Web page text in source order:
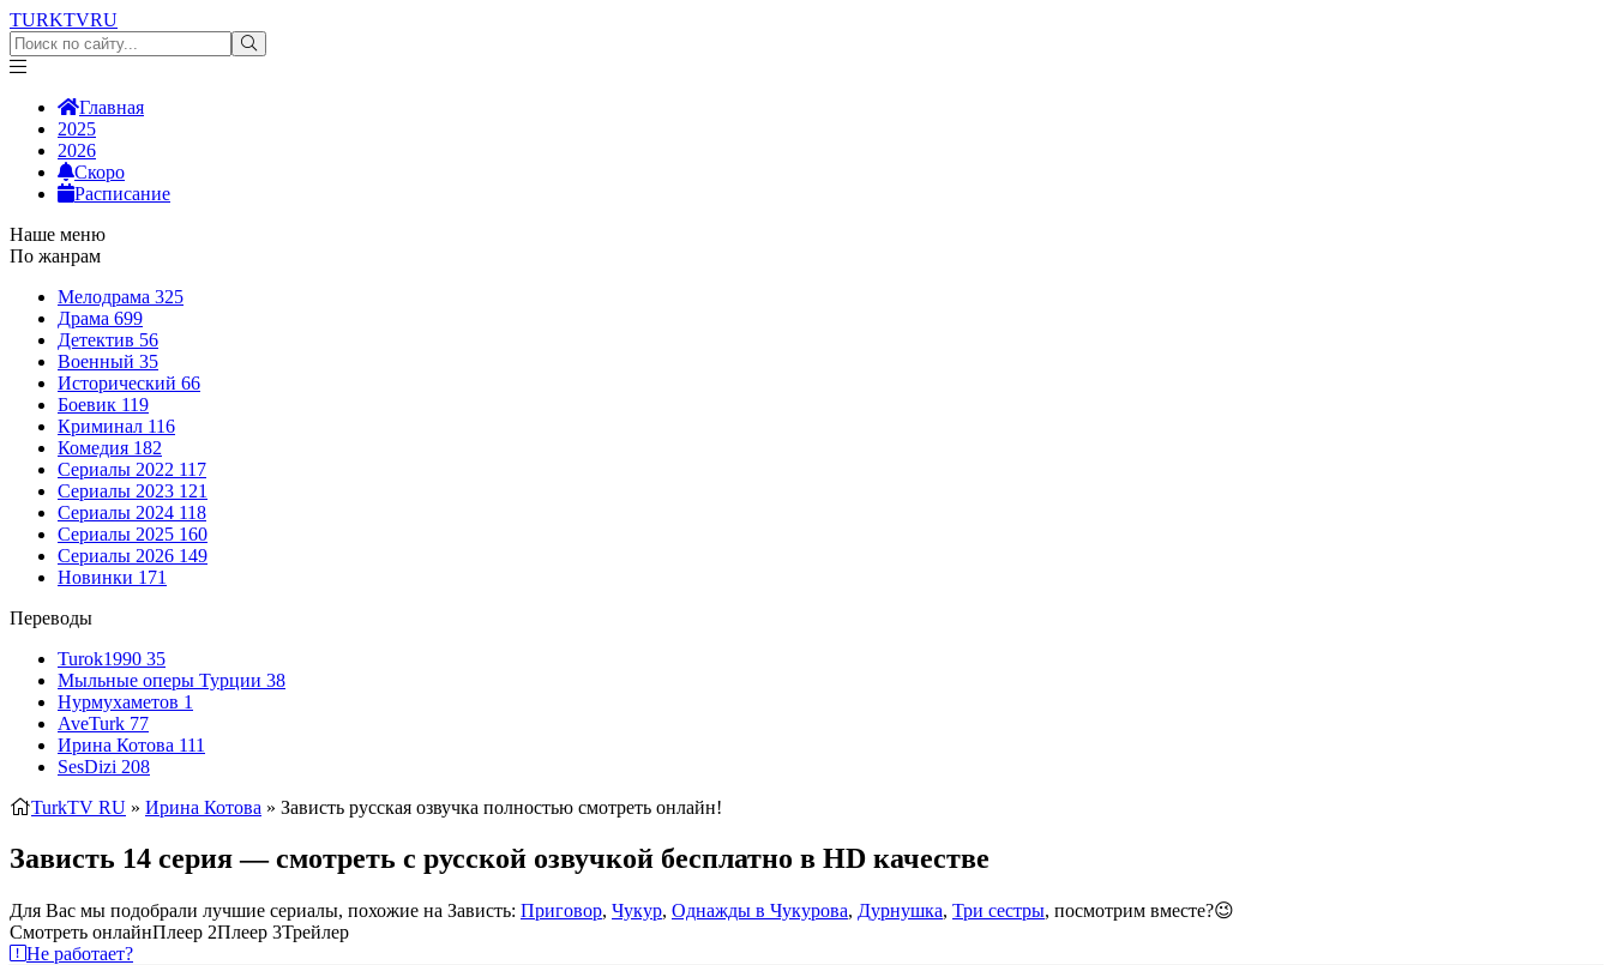
TURKTVRU
Главная
2025
2026
Скоро
Расписание
Наше меню
По жанрам
Мелодрама 325
Драма 699
Детектив 56
Военный 35
Исторический 66
Боевик 119
Криминал 116
Комедия 182
Сериалы 2022 117
Сериалы 2023 121
Сериалы 2024 118
Сериалы 2025 160
Сериалы 2026 149
Новинки 171
Переводы
Turok1990 35
Мыльные оперы Турции 38
Нурмухаметов 1
AveTurk 77
Ирина Котова 111
SesDizi 208
TurkTV RU » Ирина Котова » Зависть русская озвучка полностью смотреть онлайн!
Зависть 14 серия — смотреть с русской озвучкой бесплатно в HD качестве
Для Вас мы подобрали лучшие сериалы, похожие на Зависть: Приговор, Чукур, Однажды в Чукурова, Дурнушка, Три сестры, посмотрим вместе?😉
Смотреть онлайнПлеер 2Плеер 3Трейлер
Не работает?